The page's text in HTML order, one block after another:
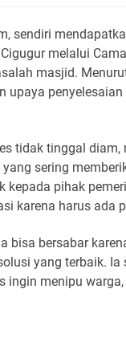
sendiri
melalui
masjid.
upaya
tidak tinggal diam,
sering
kepada pihak
karena harus ada
bisa bersabar
yang terbaik. Ia
ingin menipu